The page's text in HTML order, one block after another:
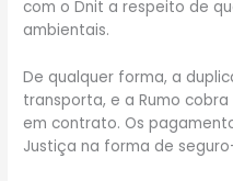
com o Dnit a respeito de
ambientais.
De qualquer forma, a
transporta, e a Rumo
em contrato. Os
Justiça na forma de